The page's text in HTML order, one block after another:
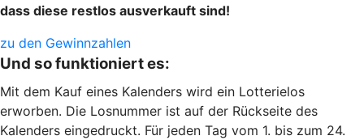
dass diese restlos ausverkauft sind!
zu den Gewinnzahlen
Und so funktioniert es:
Mit dem Kauf eines Kalenders wird ein Lotterielos
erworben. Die Losnummer ist auf der Rückseite des
Kalenders eingedruckt. Für jeden Tag vom 1. bis zum 24.